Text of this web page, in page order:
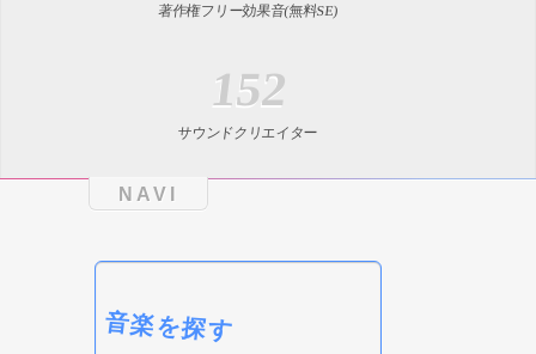
著作権フリー効果音(無料SE)
152
サウンドクリエイター
NAVI
音楽を探す